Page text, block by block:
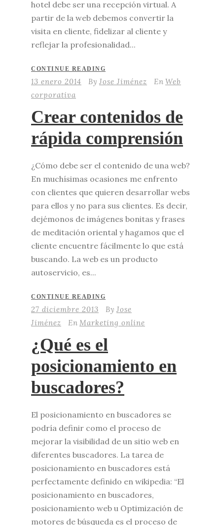
hotel debe ser una recepción virtual. A
partir de la web debemos convertir la
visita en cliente, fidelizar al cliente y
reflejar la profesionalidad...
CONTINUE READING
13 enero 2014 By Jose Jiménez En Web
corporativa
Crear contenidos de
rápida comprensión
¿Cómo debe ser el contenido de una web?
En muchísimas ocasiones me enfrento
con clientes que quieren desarrollar webs
para ellos y no para sus clientes. Es decir,
dejémonos de imágenes bonitas y frases
de meditación oriental y hagamos que el
cliente encuentre fácilmente lo que está
buscando. La web es un producto
autoservicio, es...
CONTINUE READING
27 diciembre 2013 By Jose
Jiménez
En Marketing online
¿Qué es el
posicionamiento en
buscadores?
El posicionamiento en buscadores se
podría definir como el proceso de
mejorar la visibilidad de un sitio web en
diferentes buscadores. La tarea de
posicionamiento en buscadores está
perfectamente definido en wikipedia: “El
posicionamiento en buscadores,
posicionamiento web u Optimización de
motores de búsqueda es el proceso de